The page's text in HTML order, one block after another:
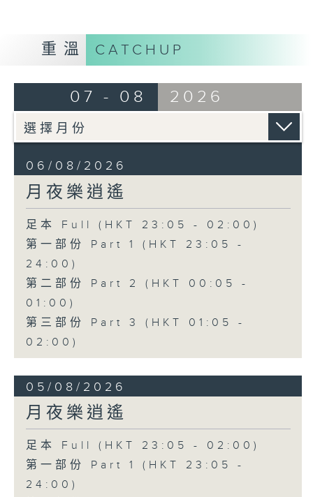
重溫 CATCHUP
07 - 08 2026
06/08/2026
月夜樂逍遙
足本 Full (HKT 23:05 - 02:00)
第一部份 Part 1 (HKT 23:05 -
24:00)
第二部份 Part 2 (HKT 00:05 -
01:00)
第三部份 Part 3 (HKT 01:05 -
02:00)
05/08/2026
月夜樂逍遙
足本 Full (HKT 23:05 - 02:00)
第一部份 Part 1 (HKT 23:05 -
24:00)